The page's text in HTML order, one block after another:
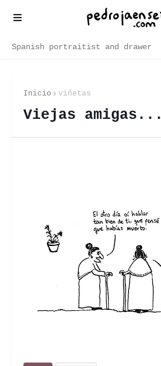
Spanish portraitist and drawer
Inicio viñetas
Viejas amigas...